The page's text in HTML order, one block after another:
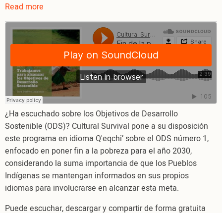
Read more
Fin
de
la
pobreza,
ODS#1,
en
Idioma
Q'eqchi’
¿Ha escuchado sobre los Objetivos de Desarrollo
Sostenible (ODS)? Cultural Survival pone a su disposición
este programa en idioma Q'eqchi’ sobre el ODS número 1,
enfocado en poner fin a la pobreza para el año 2030,
considerando la suma importancia de que los Pueblos
Indígenas se mantengan informados en sus propios
idiomas para involucrarse en alcanzar esta meta.
Puede escuchar, descargar y compartir de forma gratuita